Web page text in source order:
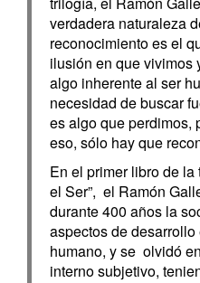
verdadera naturaleza
reconocimiento es el
ilusión en que vivimos
algo inherente al ser
necesidad de buscar
es algo que perdimos,
eso, sólo hay que
En el primer libro de
el Ser”, el Ramón
durante 400 años la
aspectos de
humano, y se olvidó
interno subjetivo,